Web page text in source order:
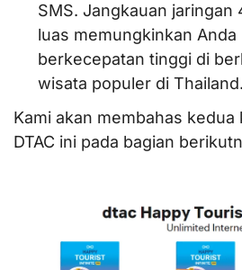
SMS. Jangkauan jaringan
luas memungkinkan
berkecepatan tinggi di
wisata populer di Thailand.
Kami akan membahas
DTAC ini pada bagian